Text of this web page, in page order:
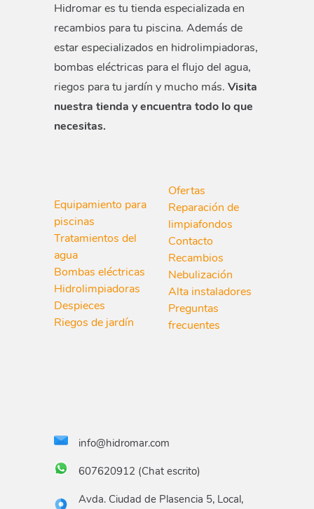
Hidromar es tu tienda especializada en
recambios para tu piscina. Además de
estar especializados en hidrolimpiadoras,
bombas eléctricas para el flujo del agua,
riegos para tu jardín y mucho más. Visita
nuestra tienda y encuentra todo lo que
necesitas.
Equipamiento para
piscinas
Tratamientos del
agua
Bombas eléctricas
Hidrolimpiadoras
Despieces
Riegos de jardín
Ofertas
Reparación de
limpiafondos
Contacto
Recambios
Nebulización
Alta instaladores
Preguntas
frecuentes
info@hidromar.com
607620912 (Chat escrito)
Avda. Ciudad de Plasencia 5, Local,